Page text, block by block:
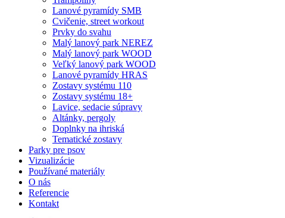
Lanové pyramídy SMB
Cvičenie, street workout
Prvky do svahu
Malý lanový park NEREZ
Malý lanový park WOOD
Veľký lanový park WOOD
Lanové pyramídy HRAS
Zostavy systému 110
Zostavy systému 18+
Lavice, sedacie súpravy
Altánky, pergoly
Doplnky na ihriská
Tematické zostavy
Parky pre psov
Vizualizácie
Používané materiály
O nás
Referencie
Kontakt